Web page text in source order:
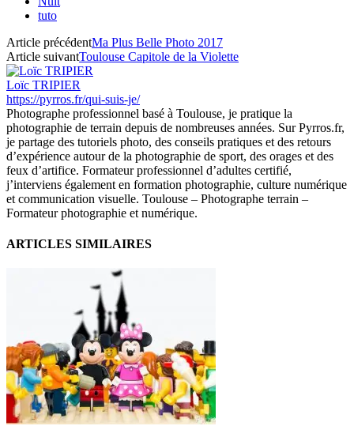
tuto
Article précédentMa Plus Belle Photo 2017
Article suivantToulouse Capitole de la Violette
Loïc TRIPIER
https://pyrros.fr/qui-suis-je/
Photographe professionnel basé à Toulouse, je pratique la
photographie de terrain depuis de nombreuses années. Sur Pyrros.fr,
je partage des tutoriels photo, des conseils pratiques et des retours
d’expérience autour de la photographie de sport, des orages et des
feux d’artifice. Formateur professionnel d’adultes certifié,
j’interviens également en formation photographie, culture numérique
et communication visuelle. Toulouse – Photographe terrain –
Formateur photographie et numérique.
ARTICLES SIMILAIRES